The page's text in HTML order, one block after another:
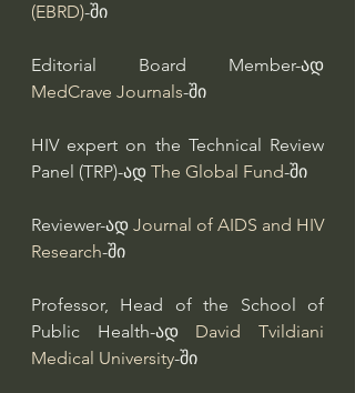
(EBRD)-ში
MedCrave Journals-ში
HIV expert on the Technical Review
Panel (TRP)-ად The Global Fund-ში
Reviewer-ად Journal of AIDS and HIV
Research-ში
Professor, Head of the School of
Public Health-ად David Tvildiani
Medical University-ში